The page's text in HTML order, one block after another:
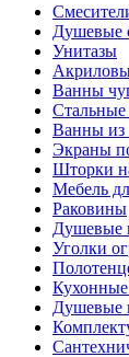
Душевые
Унитазы
Ванны
Ванны из
Экраны
Шторки
Мебель
Раковины
Душевые
Уголки
Душевые